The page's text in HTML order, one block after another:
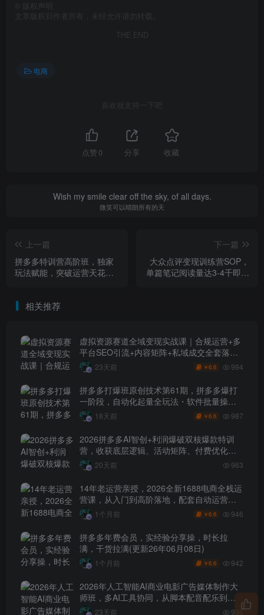
版权声明
文章版权归作者所有，未经允许请勿转载。
THE END
电商
喜欢就支持一下吧
点赞 0 分享 收藏
Wish my smile clear off the sky, of all days.
微笑可以晴朗所有的天
上一篇
拼多多特训营高阶班，独家
玩法赋能，突破运营天花板
下一篇
大众点评变现训练营SOP，
单篇笔记阅读量达3-4千即可
相关推荐
虚拟资源赛道全域变现实战课｜合规运营+多
平台SEO引流+内容矩阵+私域成交全套落地
玩法23天前 ￥6.6 994
拼多多打爆班原创技术第61期，拼多多爆打
一阶段，自动化起量全玩法・软件批量操
作・投产优化・大促矩阵实战课
18天前 ￥6.6 987
2026拼多多AI智创+利润爆破双核爆款特训
营，收获底层逻辑、活动矩阵、付费优化、
0-1打爆SOP
20天前 963
14年老运营亲授，2026全新1688电商全栈运
营课，从入门到高阶落地，配套自动运营表
+工具包+直播诊断等
1个月前 ￥6.6 946
拼多多年费会员，实经验分享操，时长拉
满，干货拉满(更新26年06月08日)
1个月前 ￥6.6 942
2026年人工智能AI商业电影广告媒体制作大
师班，多AI工具协同，从脚本配音配乐到电
影级短片、品牌广告全流程实战（中英字
23天前 936